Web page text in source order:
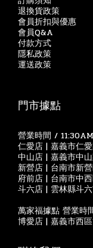
退換貨政策
會員折扣與優惠
會員Q&A
付款方式
隱私政策
運送政策
門市據點
營業時間 /
仁愛店 | 嘉義市仁
中山店 | 嘉義市中
新營店 | 台南市新
府前店 | 台南市中
斗六店 | 雲林縣斗
萬家福據點 營業
博愛店 | 嘉義市西